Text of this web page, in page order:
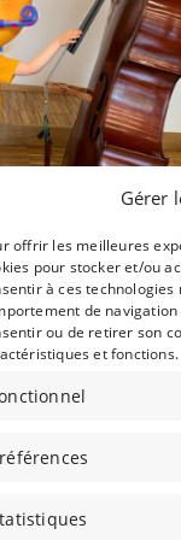
Gérer
offrir les meilleures
pour stocker et/ou
à ces
de
ou de retirer son
et fonctions.
et les
adapté
Des